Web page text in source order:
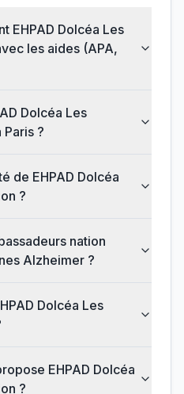
EHPAD Dolcéa Les
les aides (APA,
Dolcéa Les
?
de EHPAD Dolcéa
?
nation
Alzheimer ?
Dolcéa Les
EHPAD Dolcéa
?